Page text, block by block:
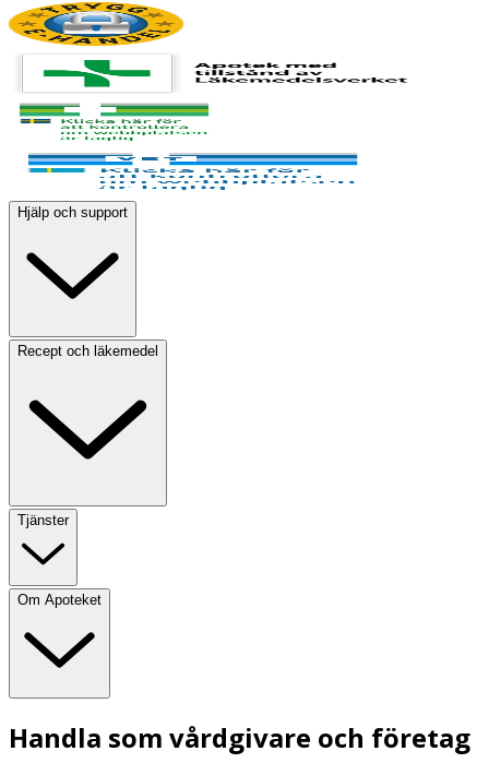
Hjälp och support
Recept och läkemedel
Tjänster
Om Apoteket
Handla som vårdgivare och företag